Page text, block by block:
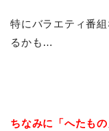
特にバラエティ番
るかも…
ちなみに「へたも